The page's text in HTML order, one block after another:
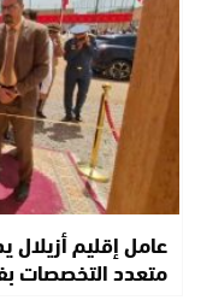
عامل إقليم أزيلال
متعدد التخصصات